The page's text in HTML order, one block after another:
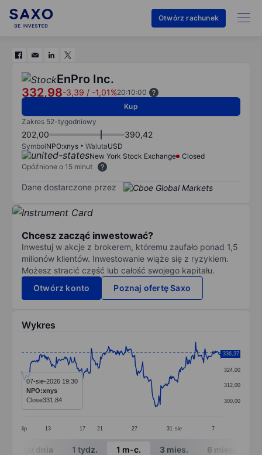
Otwórz rachunek
EnPro Inc.
332,98-3,39 / -1,01%20:10:00
Kup
Zakres 52-tygodniowy
202,00 390,42
SymbolNPO:xnys WalutaUSD
New York Stock Exchange
Closed
Opóźnione o 15 minut
Dane dostarczone przez
Chcesz zacząć inwestować?
Inwestuj w akcje z brokerem, któremu zaufało ponad 1,5
milionów klientów. Inwestowanie wiąże się z ryzykiem.
Możesz stracić część lub całość swojego kapitału.
Otwórz konto
Poznaj ofertę Saxo
Wykres
Line chart with 299 data points.
The chart has 1 X axis displaying categories.
The chart has 1 Y axis displaying values. Data
lip 13 17 21 27 31 sie 7
300,00
312,00
324,00
336,00
336,37
07-sie-2026 19:30
NPO:xnys
Close331,84
End of interactive chart.
W ciągu dnia 1 tydz. 1 m-c. 3 mies. 6 mies.